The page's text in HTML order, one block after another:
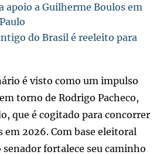
apoio a Guilherme Boulos em
do Brasil é reeleito para
é visto como um impulso
torno de Rodrigo Pacheco,
que é cogitado para concorrer
em 2026. Com base eleitoral
fortalece seu caminho